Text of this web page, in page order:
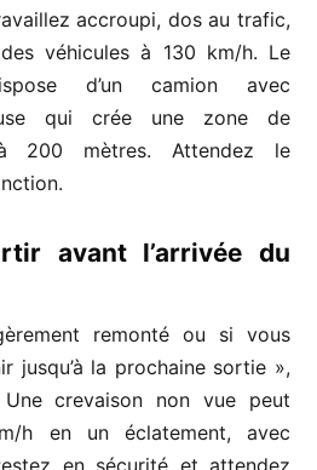
accroupi, dos au trafic,
véhicules à 130 km/h. Le
d’un camion avec
qui crée une zone de
200 mètres. Attendez le
avant l’arrivée du
remonté ou si vous
jusqu’à la prochaine sortie »,
crevaison non vue peut
h en un éclatement, avec
en sécurité et attendez